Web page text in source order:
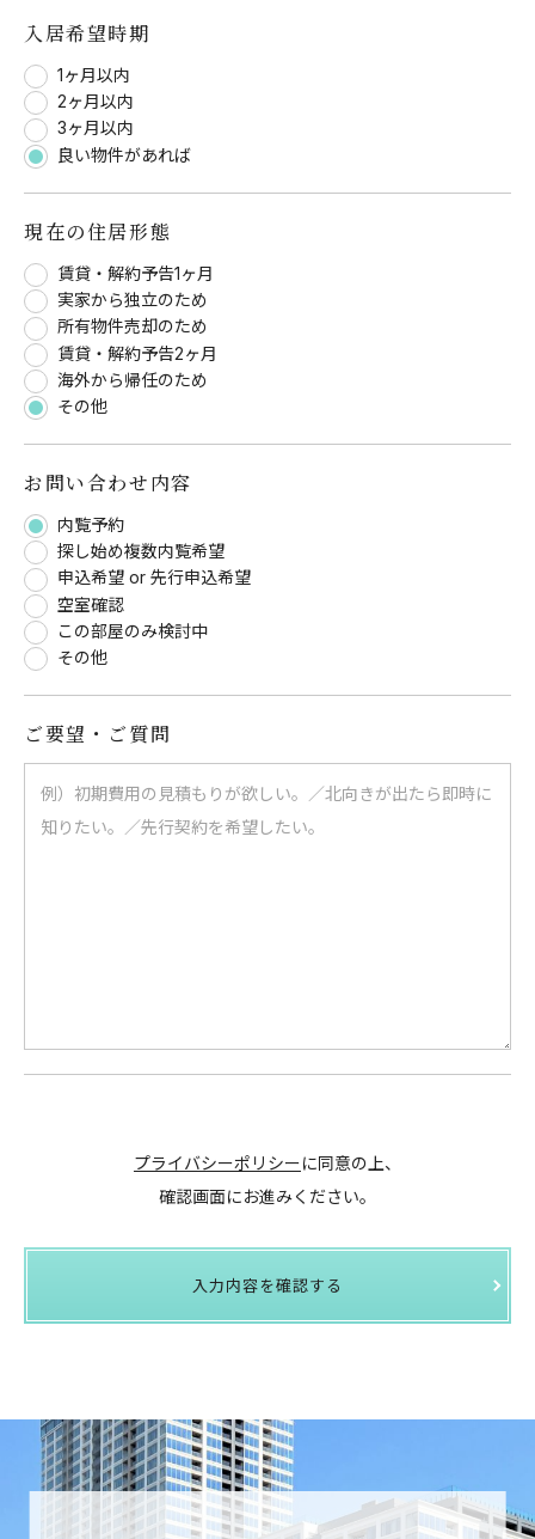
入居希望時期
1ヶ月以内
2ヶ月以内
3ヶ月以内
良い物件があれば
現在の住居形態
賃貸・解約予告1ヶ月
実家から独立のため
所有物件売却のため
賃貸・解約予告2ヶ月
海外から帰任のため
その他
お問い合わせ内容
内覧予約
探し始め複数内覧希望
申込希望 or 先行申込希望
空室確認
この部屋のみ検討中
その他
ご要望・ご質問
プライバシーポリシーに同意の上、
確認画面にお進みください。
入力内容を確認する